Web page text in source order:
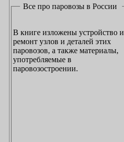
Все про паровозы в России
В книге изложены устройство и
ремонт узлов и деталей этих
паровозов, а также материалы,
употребляемые в
паровозостроении.